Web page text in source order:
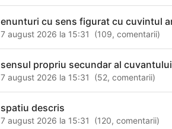
enunturi cu sens figurat cu cuvintul
7 august 2026 la 15:31 (109,comentarii)
sensul propriu secundar al
7 august 2026 la 15:31 (52,comentarii)
spatiu descris
7 august 2026 la 15:31 (120,comentarii)